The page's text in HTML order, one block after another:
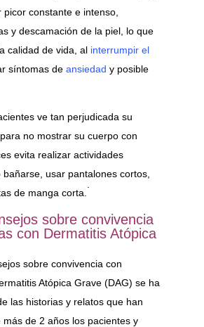
constante e intenso,
y descamación de la piel, lo que
calidad de vida, al interrumpir el
síntomas de ansiedad y posible
ve tan perjudicada su
no mostrar su cuerpo con
evita realizar actividades
usar pantalones cortos,
de manga corta.
.
sobre convivencia
con Dermatitis Atópica
sobre convivencia con
Atópica Grave (DAG) se ha
las historias y relatos que han
de 2 años los pacientes y